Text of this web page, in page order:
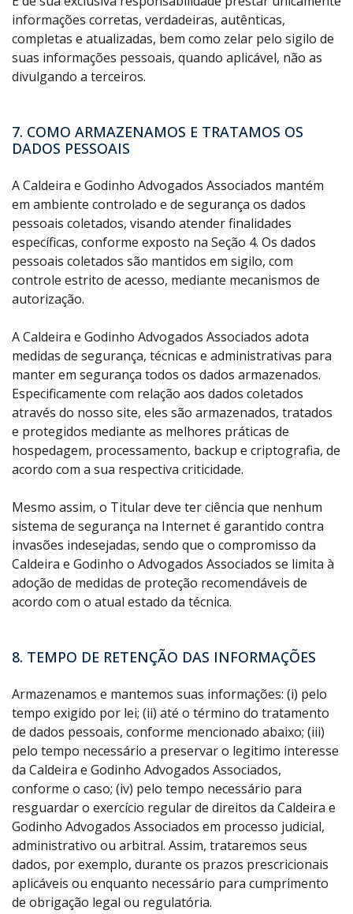
informações corretas, verdadeiras, autênticas,
completas e atualizadas, bem como zelar pelo sigilo de
suas informações pessoais, quando aplicável, não as
divulgando a terceiros.
7. COMO ARMAZENAMOS E TRATAMOS OS
DADOS PESSOAIS
A Caldeira e Godinho Advogados Associados mantém
em ambiente controlado e de segurança os dados
pessoais coletados, visando atender finalidades
específicas, conforme exposto na Seção 4. Os dados
pessoais coletados são mantidos em sigilo, com
controle estrito de acesso, mediante mecanismos de
autorização.
A Caldeira e Godinho Advogados Associados adota
medidas de segurança, técnicas e administrativas para
manter em segurança todos os dados armazenados.
Especificamente com relação aos dados coletados
através do nosso site, eles são armazenados, tratados
e protegidos mediante as melhores práticas de
hospedagem, processamento, backup e criptografia, de
acordo com a sua respectiva criticidade.
Mesmo assim, o Titular deve ter ciência que nenhum
sistema de segurança na Internet é garantido contra
invasões indesejadas, sendo que o compromisso da
Caldeira e Godinho o Advogados Associados se limita à
adoção de medidas de proteção recomendáveis de
acordo com o atual estado da técnica.
8. TEMPO DE RETENÇÃO DAS INFORMAÇÕES
Armazenamos e mantemos suas informações: (i) pelo
tempo exigido por lei; (ii) até o término do tratamento
de dados pessoais, conforme mencionado abaixo; (iii)
pelo tempo necessário a preservar o legitimo interesse
da Caldeira e Godinho Advogados Associados,
conforme o caso; (iv) pelo tempo necessário para
resguardar o exercício regular de direitos da Caldeira e
Godinho Advogados Associados em processo judicial,
administrativo ou arbitral. Assim, trataremos seus
dados, por exemplo, durante os prazos prescricionais
aplicáveis ou enquanto necessário para cumprimento
de obrigação legal ou regulatória.